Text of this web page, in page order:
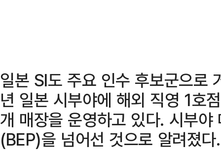
일본 SI도 주요 인수 후보군으
년 일본 시부야에 해외 직영 1호
개 매장을 운영하고 있다. 시부
(BEP)을 넘어선 것으로 알려졌다.